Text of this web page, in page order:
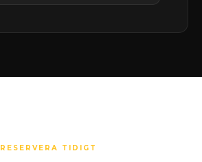
RESERVERA TIDIGT